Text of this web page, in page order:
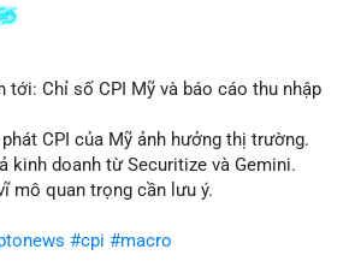
tới: Chỉ số CPI Mỹ và báo cáo thu nhập
CPI của Mỹ ảnh hưởng thị trường.
kinh doanh từ Securitize và Gemini.
mô quan trọng cần lưu ý.
#cpi #macro